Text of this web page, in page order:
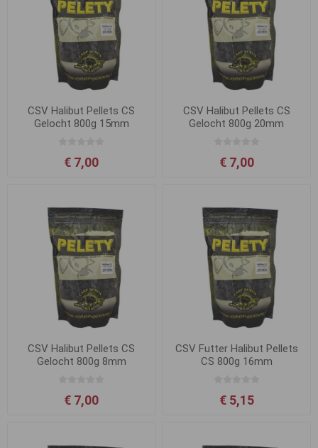
CSV Halibut Pellets CS
Gelocht 800g 15mm
€ 7,00
CSV Halibut Pellets CS
Gelocht 800g 20mm
€ 7,00
CSV Halibut Pellets CS
Gelocht 800g 8mm
€ 7,00
CSV Futter Halibut Pellets
CS 800g 16mm
€ 5,15